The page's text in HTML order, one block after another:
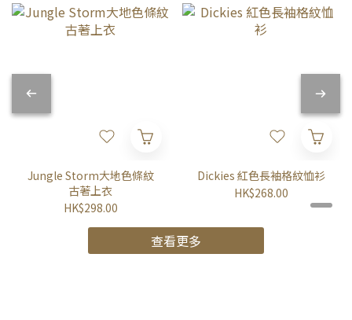
Jungle Storm大地色條紋
古著上衣
HK$298.00
Dickies 紅色長袖格紋恤衫
HK$268.00
查看更多